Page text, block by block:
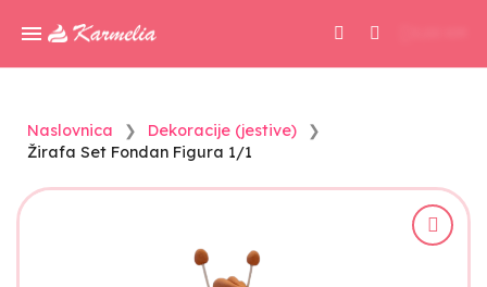
Naslovnica
Dekoracije (jestive)
Žirafa Set Fondan Figura 1/1